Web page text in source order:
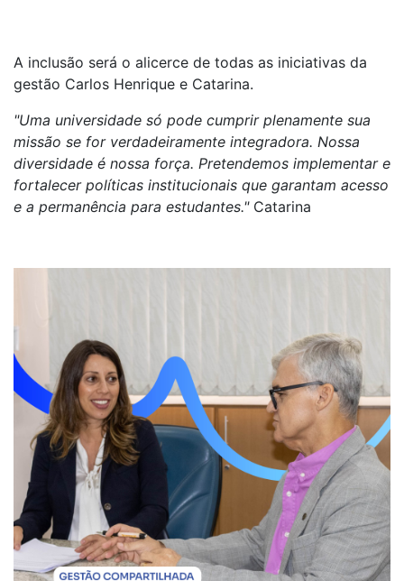
A inclusão será o alicerce de todas as iniciativas da
gestão Carlos Henrique e Catarina.
"Uma universidade só pode cumprir plenamente sua
missão se for verdadeiramente integradora. Nossa
diversidade é nossa força. Pretendemos implementar e
fortalecer políticas institucionais que garantam acesso
e a permanência para estudantes."Catarina